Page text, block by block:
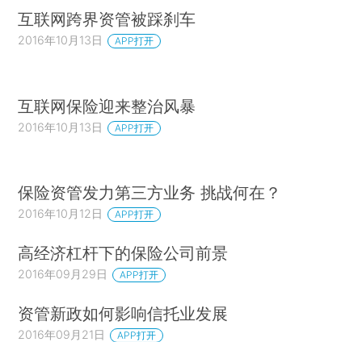
互联网跨界资管被踩刹车
2016年10月13日 APP打开
互联网保险迎来整治风暴
2016年10月13日 APP打开
保险资管发力第三方业务 挑战何在？
2016年10月12日 APP打开
高经济杠杆下的保险公司前景
2016年09月29日 APP打开
资管新政如何影响信托业发展
2016年09月21日 APP打开